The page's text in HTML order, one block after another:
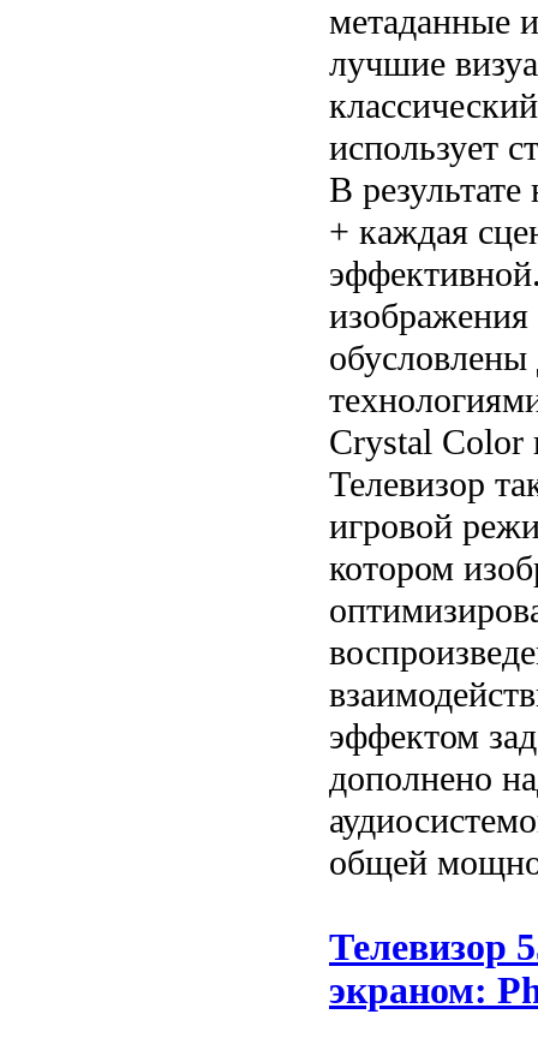
метаданные
лучшие
использует
В
+ каждая
изображения
Crystal
Телевизор
игровой
котором
эффектом
дополнено
общей
Телевизор
экраном: